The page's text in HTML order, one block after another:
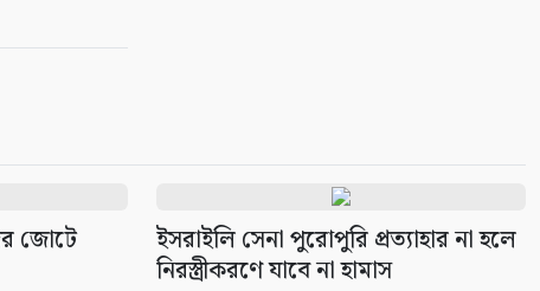
জোটে
ইসরাইলি সেনা পুরোপুরি প্রত্যাহার না হলে
নিরস্ত্রীকরণে যাবে না হামাস